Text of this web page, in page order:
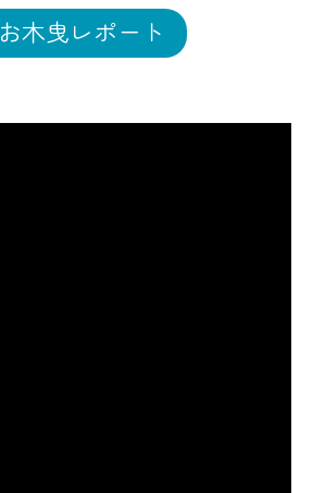
お木曳レポート